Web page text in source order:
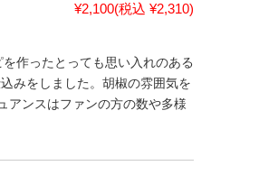
¥2,100(税込 ¥2,310)
作ったとっても思い入れのある
みをしました。胡椒の雰囲気を
アンスはファンの方の数や多様